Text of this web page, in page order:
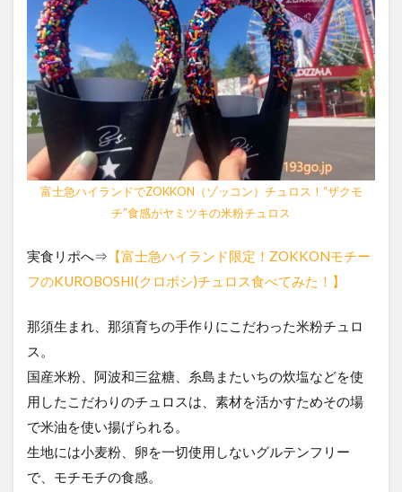
富士急ハイランドでZOKKON（ゾッコン）チュロス！“ザクモ
チ”食感がヤミツキの米粉チュロス
実食リポへ⇒ 【富士急ハイランド限定！ZOKKONモチー
フのKUROBOSHI(クロボシ)チュロス食べてみた！】
那須生まれ、那須育ちの手作りにこだわった米粉チュロ
ス。
国産米粉、阿波和三盆糖、糸島またいちの炊塩などを使
用したこだわりのチュロスは、素材を活かすためその場
で米油を使い揚げられる。
生地には小麦粉、卵を一切使用しないグルテンフリー
で、モチモチの食感。